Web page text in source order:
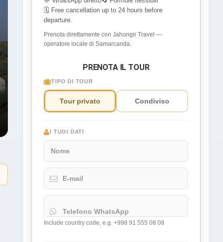
🗓 Free cancellation up to 24 hours before
departure.
Prenota direttamente con Jahongir Travel —
operatore locale di Samarcanda.
PRENOTA IL TOUR
TIPO DI TOUR
Tour privato Condiviso
I TUOI DATI
Nome
E-mail
Telefono WhatsApp
Include country code, e.g. +998 91 555 08 08